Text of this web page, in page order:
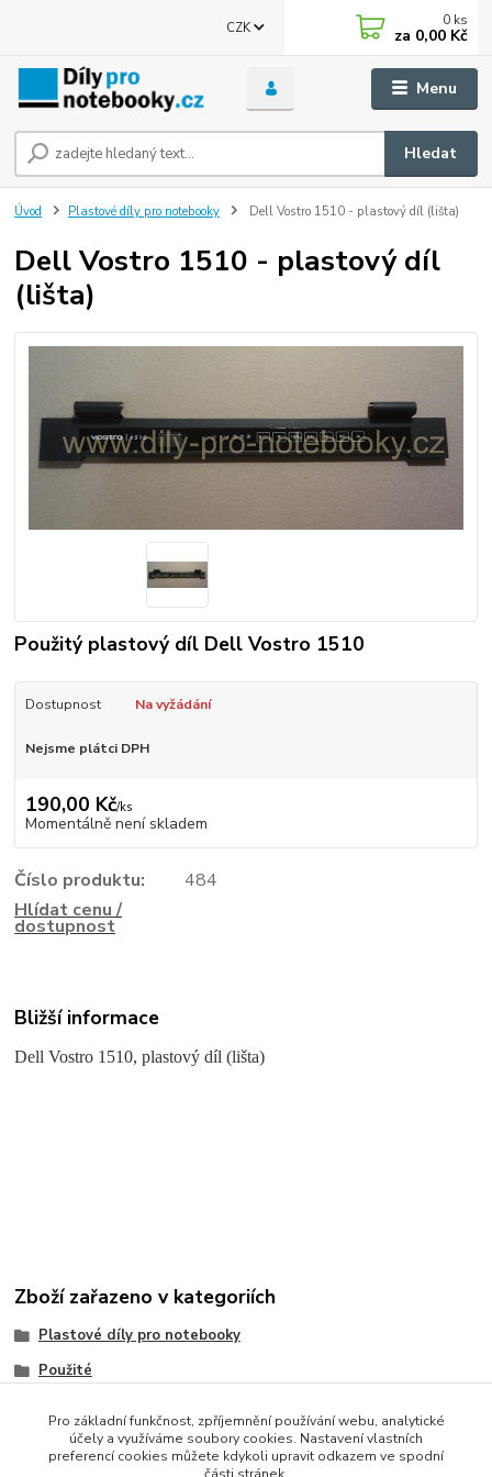
Menu
CZK
Hledat
0 ks
za 0,00 Kč
Úvod Plastové díly pro notebooky Dell Vostro 1510 - plastový díl (lišta)
Dell Vostro 1510 - plastový díl
(lišta)
Použitý plastový díl Dell Vostro 1510
Dostupnost Na vyžádání
Nejsme plátci DPH
190,00 Kč/ks
Momentálně není skladem
Číslo produktu:
484
Hlídat cenu /
dostupnost
Bližší informace
Dell Vostro 1510, plastový díl (lišta)
Zboží zařazeno v kategoriích
Plastové díly pro notebooky
Použité
Pro základní funkčnost, zpříjemnění používání webu, analytické
účely a využíváme soubory cookies. Nastavení vlastních
preferencí cookies můžete kdykoli upravit odkazem ve spodní